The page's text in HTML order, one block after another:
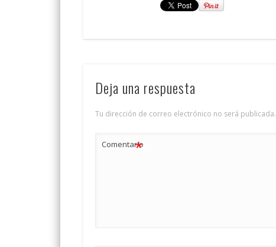
Deja una respuesta
Tu dirección de correo electrónico no será publicada.
Comentario
*